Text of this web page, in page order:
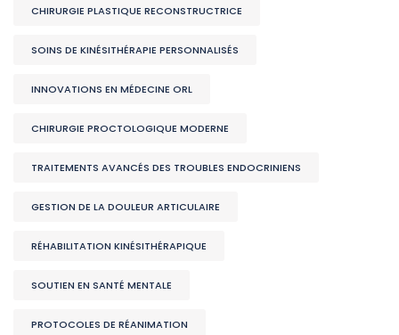
CHIRURGIE PLASTIQUE RECONSTRUCTRICE
SOINS DE KINÉSITHÉRAPIE PERSONNALISÉS
INNOVATIONS EN MÉDECINE ORL
CHIRURGIE PROCTOLOGIQUE MODERNE
TRAITEMENTS AVANCÉS DES TROUBLES ENDOCRINIENS
GESTION DE LA DOULEUR ARTICULAIRE
RÉHABILITATION KINÉSITHÉRAPIQUE
SOUTIEN EN SANTÉ MENTALE
PROTOCOLES DE RÉANIMATION